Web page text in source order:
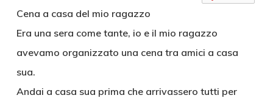
Cena a casa del mio ragazzo
Era una sera come tante, io e il mio ragazzo
avevamo organizzato una cena tra amici a casa
sua.
Andai a casa sua prima che arrivassero tutti per